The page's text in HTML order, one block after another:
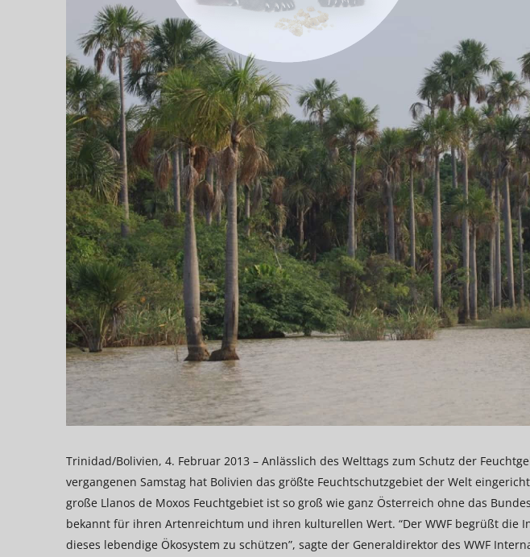
Trinidad/Bolivien, 4. Februar 2013 – Anlässlich des Welttags zum Schutz der
vergangenen Samstag hat Bolivien das größte Feuchtschutzgebiet der Welt
große Llanos de Moxos Feuchtgebiet ist so groß wie ganz Österreich ohne das
bekannt für ihren Artenreichtum und ihren kulturellen Wert. “Der WWF begrüßt die
dieses lebendige Ökosystem zu schützen”, sagte der Generaldirektor des WWF